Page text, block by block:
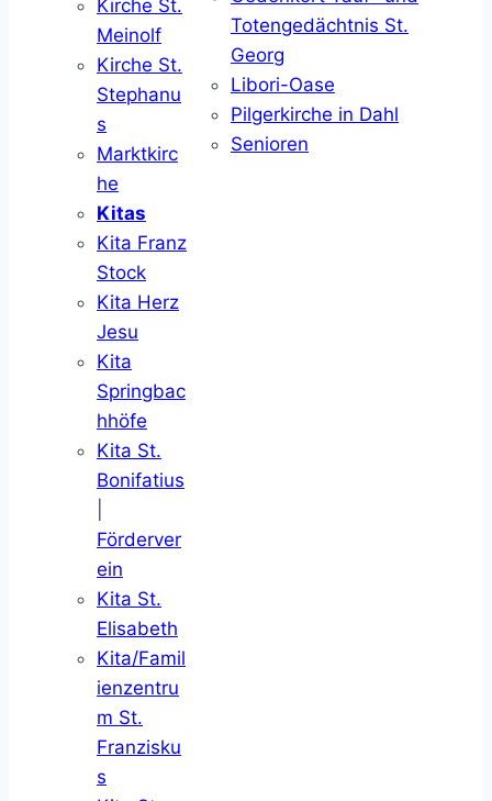
Kirche St.
Meinolf
Kirche St.
Stephanu
s
Marktkirc
he
Kitas
Kita Franz
Stock
Kita Herz
Jesu
Kita
Springbac
hhöfe
Kita St.
Bonifatius
Förderver
ein
Kita St.
Elisabeth
Kita/Famil
ienzentru
m St.
Franzisku
s
Totengedächtnis St.
Georg
Libori-Oase
Pilgerkirche in Dahl
Senioren